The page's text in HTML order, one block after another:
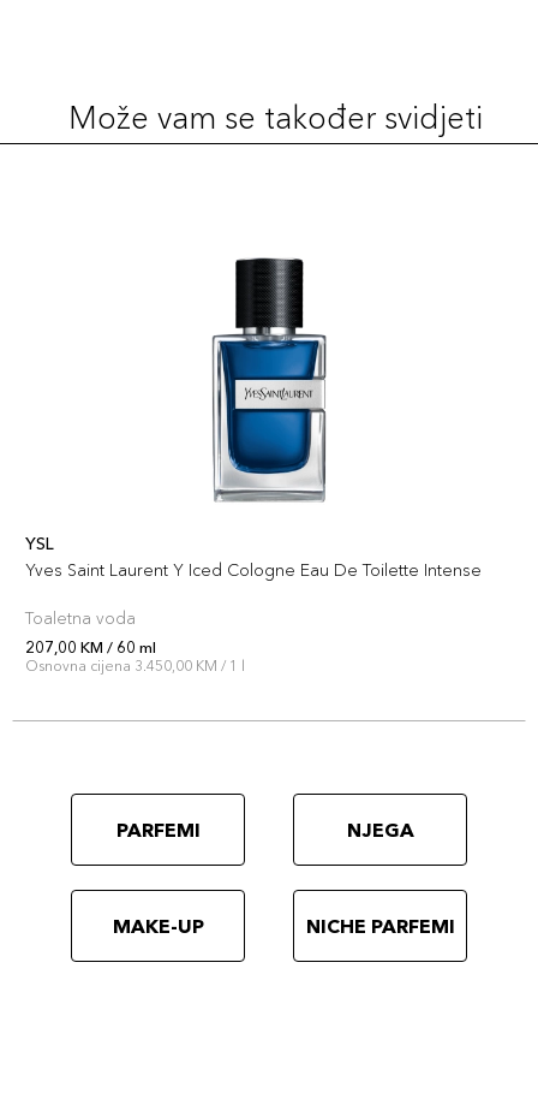
Može vam se također svidjeti
YSL
Yves Saint Laurent Y Iced Cologne Eau De Toilette Intense
Toaletna voda
207,00 KM / 60 ml
Osnovna cijena 3.450,00 KM / 1 l
PARFEMI NJEGA
MAKE-UP NICHE PARFEMI